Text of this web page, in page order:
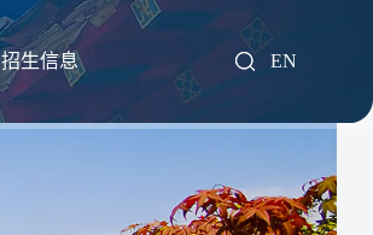
招生信息 EN